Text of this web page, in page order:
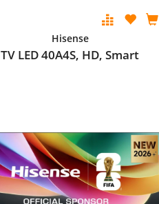
Hisense
TV LED 40A4S, HD, Smart